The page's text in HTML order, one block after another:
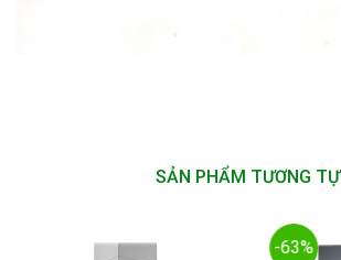
SẢN PHẨM TƯƠNG TỰ
-63%